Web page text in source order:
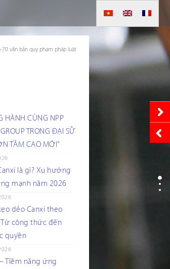
70 văn bản quy phạm pháp luật
HÀNH CÙNG NPP
TRONG ĐẠI SỰ
TẦM CAO MỚI”
là gì? Xu hướng
mạnh năm 2026
dẻo Canxi theo
Từ công thức đến
quyền
Tiềm năng ứng